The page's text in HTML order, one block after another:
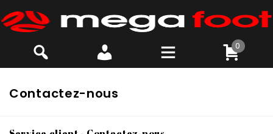
0
Contactez-nous